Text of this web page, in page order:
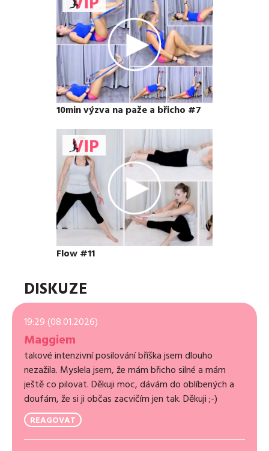
10min výzva na paže a břicho #7
Flow #11
DISKUZE
19:29 (08.01.2026)
Maggiem
takové intenzivní posilování bříška jsem dlouho
nezažila. Myslela jsem, že mám břicho silné a mám
ještě co pilovat. Děkuji moc, dávám do oblíbených a
doufám, že si ji občas zacvičím jen tak. Děkuji ;-)
REAGOVAT